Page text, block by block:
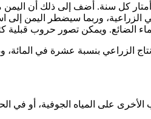
كل سنة. أضف إلى ذلك أن
الزراعية، وربما سيضطر اليمن
الضائع. ويمكن تصور حروب قبلية
الزراعي بنسبة عشرة في المائة،
على المياه الجوفية، أو في